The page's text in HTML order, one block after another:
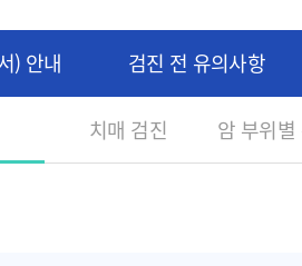
) 안내 검진 전 유의사항
치매 검진 암 부위별